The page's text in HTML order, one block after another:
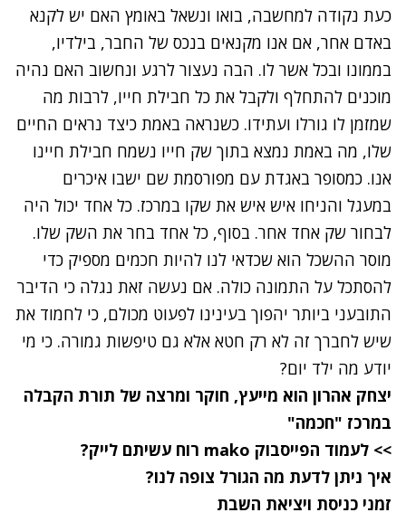
כעת נקודה למחשבה, בואו ונשאל באומץ האם יש לקנא
באדם אחר, אם אנו מקנאים בנכס של החבר, בילדיו,
בממונו ובכל אשר לו. הבה נעצור לרגע ונחשוב האם נהיה
מוכנים להתחלף ולקבל את כל חבילת חייו, לרבות מה
שמזמן לו גורלו ועתידו. כשנראה באמת כיצד נראים החיים
שלו, מה באמת נמצא בתוך שק חייו נשמח חבילת חיינו
אנו. כמסופר באגדת עם מפורסמת שם ישבו איכרים
במעגל והניחו איש איש את שקו במרכז. כל אחד יכול היה
לבחור שק אחד אחר. בסוף, כל אחד בחר את השק שלו.
מוסר ההשכל הוא שכדאי לנו להיות חכמים מספיק כדי
להסתכל על התמונה כולה. אם נעשה זאת נגלה כי הדיבר
התובעני ביותר יהפוך בעינינו לפעוט מכולם, כי לחמוד את
שיש לחברך זה לא רק חטא אלא גם טיפשות גמורה. כי מי
יודע מה ילד יום?
יצחק אהרון הוא מייעץ, חוקר ומרצה של תורת הקבלה
במרכז "חכמה"
>> לעמוד הפייסבוק mako רוח עשיתם לייק?
איך ניתן לדעת מה הגורל צופה לנו?
זמני כניסת ויציאת השבת